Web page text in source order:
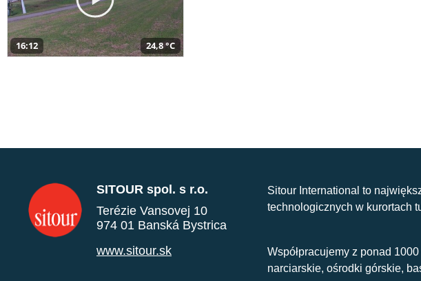
16:12 24,8 °C
SITOUR spol. s r.o.
Terézie Vansovej 10
974 01 Banská Bystrica
www.sitour.sk
Sitour International to
technologicznych w kurortach
Współpracujemy z ponad
narciarskie, ośrodki górskie,